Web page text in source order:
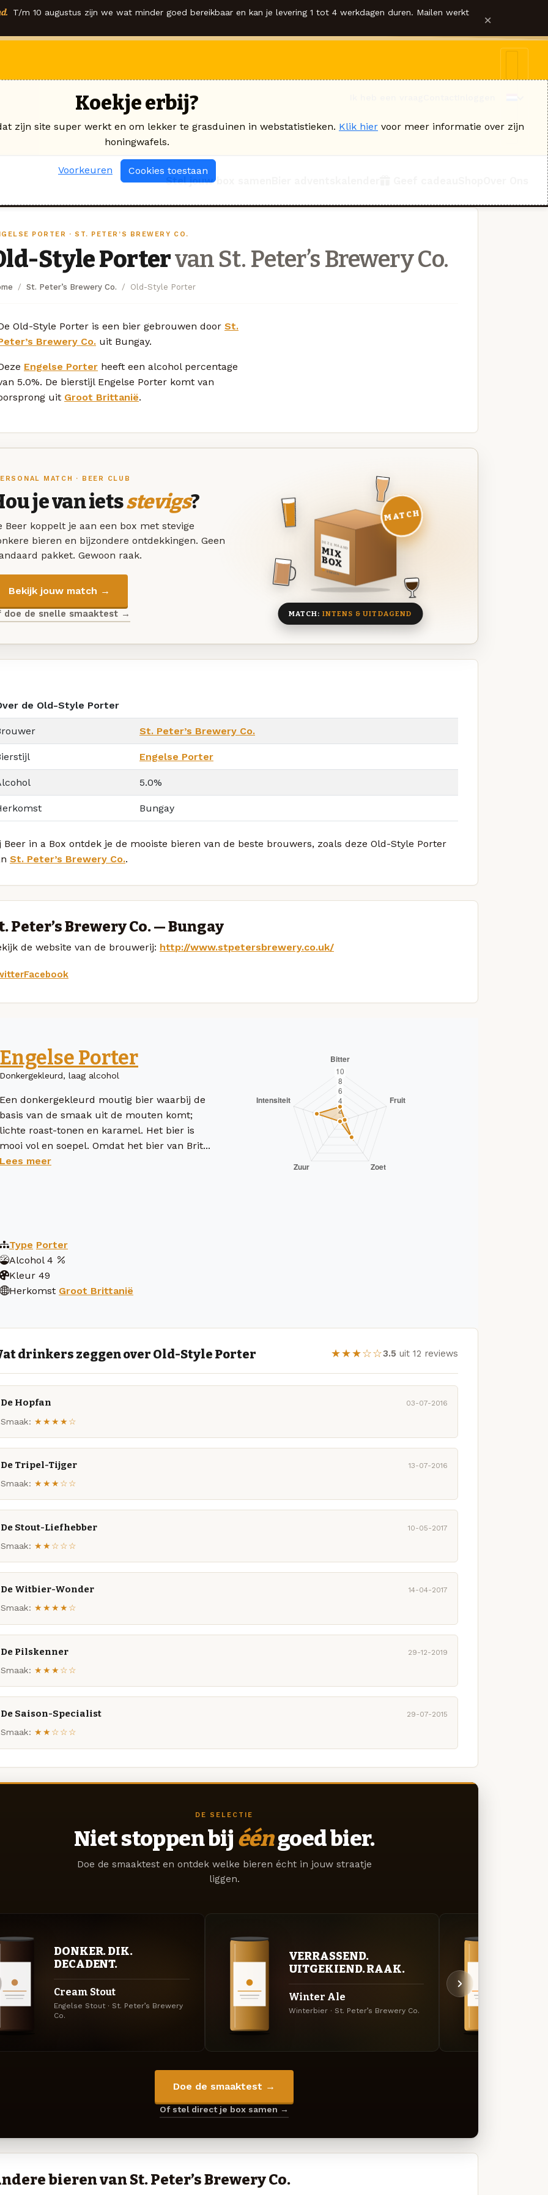
T/m 10 augustus zijn we wat minder goed bereikbaar en kan je levering 1 tot 4 werkdagen duren. Mailen werkt ×
Stel jouw box samen
PORTER · ST. PETER’S BREWERY CO.
Style Portervan St. Peter’s Brewery Co.
St. Peter’s Brewery Co. Old-Style Porter
Old-Style Porter is een bier gebrouwen door St.
Brewery Co. uit Bungay.
Engelse Porter heeft een alcohol percentage
5.0%. De bierstijl Engelse Porter komt van
uit Groot Brittanië.
MATCH · BEER CLUB
je van ietsstevigs?
Beer koppelt je aan een box met stevige
bieren en bijzondere ontdekkingen. Geen
pakket. Gewoon raak.
Bekijk jouw match →
doe de snelle smaaktest →
DEZE MAAND
MIX
BOX
8 BIEREN
MATCH
MATCH: INTENS & UITDAGEND
de Old-Style Porter
St. Peter’s Brewery Co.
Engelse Porter
5.0%
Bungay
Beer in a Box ontdek je de mooiste bieren van de beste brouwers, zoals deze Old-Style Porter
St. Peter’s Brewery Co..
Peter’s Brewery Co. — Bungay
de website van de brouwerij: http://www.stpetersbrewery.co.uk/
Facebook
Engelse Porter
Donkergekleurd, laag alcohol
Een donkergekleurd moutig bier waarbij de
basis van de smaak uit de mouten komt;
lichte roast-tonen en karamel. Het bier is
mooi vol en soepel. Omdat het bier van Brit...
Lees meer
Type Porter
Alcohol 4
Kleur 49
Herkomst Groot Brittanië
drinkers zeggen over Old-Style Porter ★★★☆☆3.5 uit 12 reviews
De Hopfan 03-07-2016
Smaak: ★★★★☆
De Tripel-Tijger 13-07-2016
Smaak: ★★★☆☆
De Stout-Liefhebber 10-05-2017
Smaak: ★★☆☆☆
De Witbier-Wonder 14-04-2017
Smaak: ★★★★☆
De Pilskenner 29-12-2019
Smaak: ★★★☆☆
De Saison-Specialist 29-07-2015
Smaak: ★★☆☆☆
DE SELECTIE
Niet stoppen bij ééngoed bier.
Doe de smaaktest en ontdek welke bieren écht in jouw straatje
liggen.
DONKER. DIK.
DECADENT.
Cream Stout
Engelse Stout · St. Peter’s Brewery
Co.
VERRASSEND.
UITGEKIEND. RAAK.
Winter Ale
Winterbier · St. Peter’s Brewery Co.
Doe de smaaktest →
Of stel direct je box samen →
bieren van St. Peter’s Brewery Co.
Koekje erbij?
zijn site super werkt en om lekker te grasduinen in webstatistieken. Klik hier voor meer informatie over zijn
honingwafels.
Voorkeuren Cookies toestaan